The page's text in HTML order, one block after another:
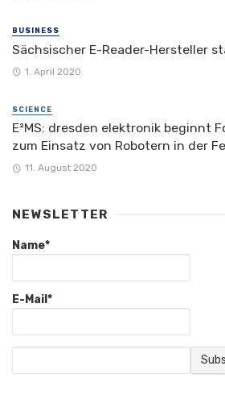
BUSINESS
Sächsischer E-Reader-Hersteller
1. April 2020
SCIENCE
E²MS: dresden elektronik beginnt
zum Einsatz von Robotern in der
11. August 2020
NEWSLETTER
Name*
E-Mail*